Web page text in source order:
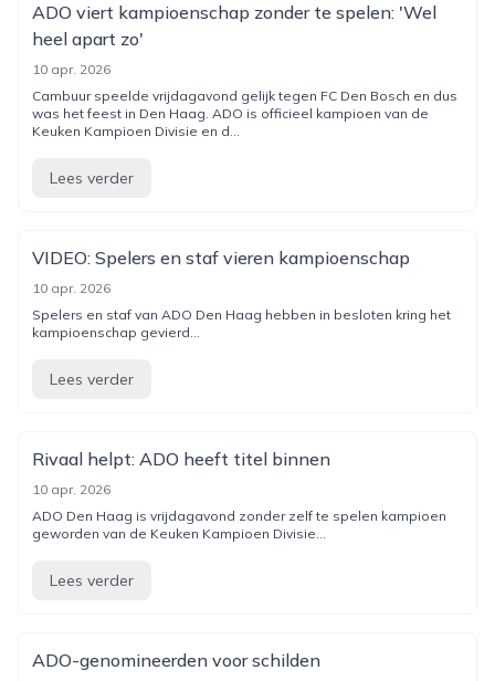
ADO viert kampioenschap zonder te spelen: 'Wel
heel apart zo'
10 apr. 2026
Cambuur speelde vrijdagavond gelijk tegen FC Den Bosch en dus
was het feest in Den Haag. ADO is officieel kampioen van de
Keuken Kampioen Divisie en d...
Lees verder
VIDEO: Spelers en staf vieren kampioenschap
10 apr. 2026
Spelers en staf van ADO Den Haag hebben in besloten kring het
kampioenschap gevierd...
Lees verder
Rivaal helpt: ADO heeft titel binnen
10 apr. 2026
ADO Den Haag is vrijdagavond zonder zelf te spelen kampioen
geworden van de Keuken Kampioen Divisie...
Lees verder
ADO-genomineerden voor schilden